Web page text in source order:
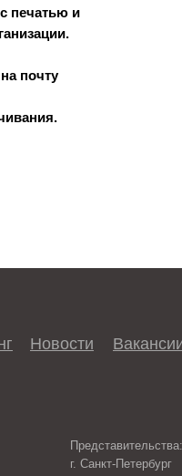
печатью и
почту
Новости
Представительства:
г. Санкт-Петербург